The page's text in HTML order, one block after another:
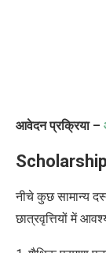
आवेदन प्रक्रिया –
नीचे कुछ सामान्य
छात्रवृत्तियों में